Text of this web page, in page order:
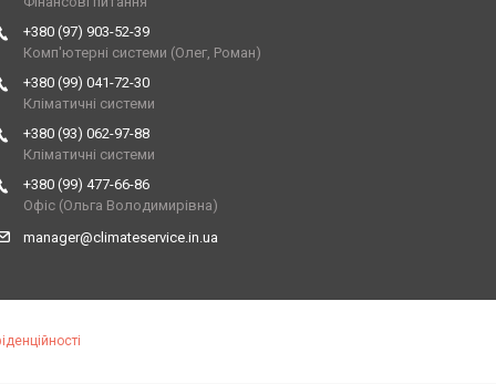
+380 (97) 903-52-39
Комп'ютерні системи (Олег, Роман)
+380 (99) 041-72-30
Кліматичні системи
+380 (93) 062-97-88
Кліматичні системи
+380 (99) 477-66-86
Офіс (Ольга Володимирівна)
manager@climateservice.in.ua